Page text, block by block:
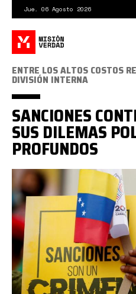
contenido
principal
Jue. 06 Agosto 2026
sanciones-
1-
1024x576.jpg
ENTRE LOS ALTOS COSTOS
DIVISIÓN INTERNA
SANCIONES
SUS DILEMAS
PROFUNDOS